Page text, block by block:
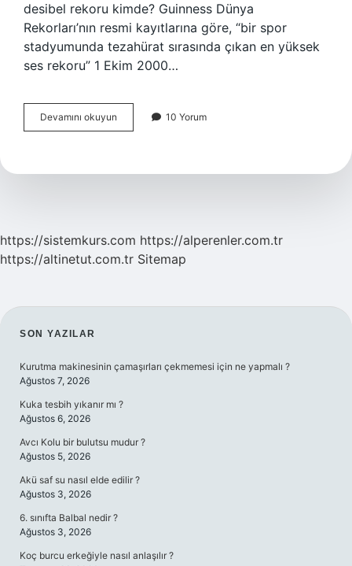
desibel rekoru kimde? Guinness Dünya
Rekorları’nın resmi kayıtlarına göre, “bir spor
stadyumunda tezahürat sırasında çıkan en yüksek
ses rekoru” 1 Ekim 2000…
Devamını okuyun
Desibel
10 Yorum
https://sistemkurs.com https://alperenler.com.tr
https://altinetut.com.tr Sitemap
SIDEBAR
SON YAZILAR
Kurutma makinesinin çamaşırları çekmemesi için ne yapmalı ?
Ağustos 7, 2026
Kuka tesbih yıkanır mı ?
Ağustos 6, 2026
Avcı Kolu bir bulutsu mudur ?
Ağustos 5, 2026
Akü saf su nasıl elde edilir ?
Ağustos 3, 2026
6. sınıfta Balbal nedir ?
Ağustos 3, 2026
Koç burcu erkeğiyle nasıl anlaşılır ?